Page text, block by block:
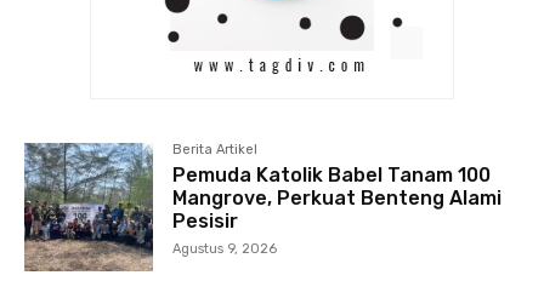
Berita Artikel
Pemuda Katolik Babel Tanam 100
Mangrove, Perkuat Benteng Alami
Pesisir
Agustus 9, 2026